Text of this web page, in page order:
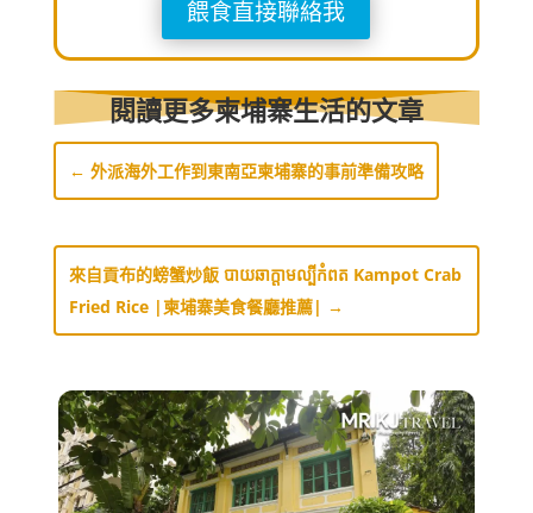
餵食直接聯絡我
閱讀更多柬埔寨生活的文章
← 外派海外工作到東南亞柬埔寨的事前準備攻略
來自貢布的螃蟹炒飯 បាយឆាក្តាមល្បីកំពត Kampot Crab
Fried Rice |柬埔寨美食餐廳推薦| →